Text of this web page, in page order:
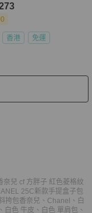
香港 免運
奈兒 cf 方胖子 紅色菱格紋
25C新款手提盒子包
挎包 香奈兒 、 Chanel 、 白
、 白色 牛皮 、 白色 單肩包 、